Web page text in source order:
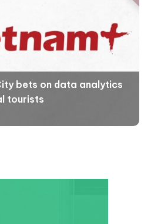
bets on data analytics
tourists